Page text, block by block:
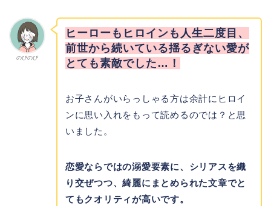
のびのび
ヒーローもヒロインも人生二度目、
前世から続いている揺るぎない愛が
とても素敵でした…！
お子さんがいらっしゃる方は余計にヒロイ
ンに思い入れをもって読めるのでは？と思
いました。
恋愛ならではの溺愛要素に、シリアスを織
り交ぜつつ、綺麗にまとめられた文章でと
てもクオリティが高いです。